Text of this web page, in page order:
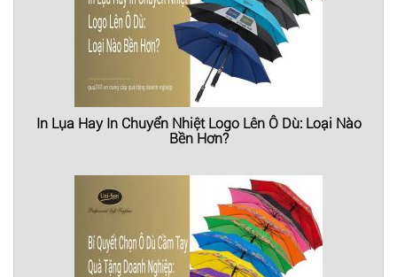
In Lụa Hay In Chuyển Nhiệt Logo Lên Ô Dù: Loại Nào
Bền Hơn?